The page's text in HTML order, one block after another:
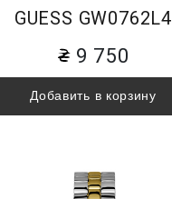
GUESS GW0762L4
9 750
Добавить в корзину